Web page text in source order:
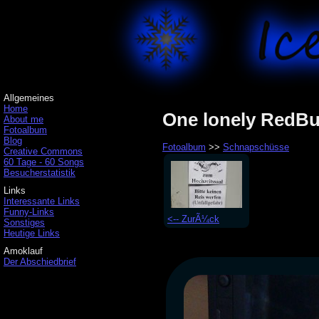
Allgemeines
Home
About me
Fotoalbum
Blog
Creative Commons
60 Tage - 60 Songs
Besucherstatistik
Links
Interessante Links
Funny-Links
Sonstiges
Heutige Links
Amoklauf
Der Abschiedbrief
One lonely
Fotoalbum >> Schnapschüsse
<-- ZurÃ¼ck